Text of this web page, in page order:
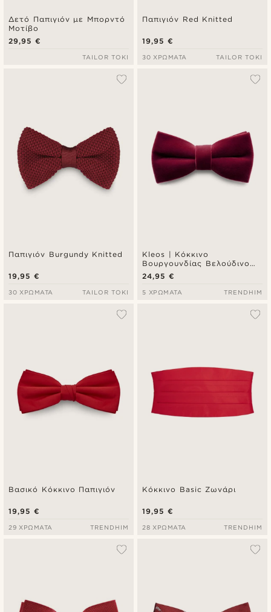
Δετό Παπιγιόν με Μπορντό
Μοτίβο
29,95 €
TAILOR TOKI
Παπιγιόν Red Knitted
19,95 €
30 ΧΡΏΜΑΤΑ TAILOR TOKI
Παπιγιόν Burgundy Knitted
19,95 €
30 ΧΡΏΜΑΤΑ TAILOR TOKI
Kleos | Κόκκινο
Βουργουνδίας Βελούδινο
Προδεμένο Παπιγιόν
24,95 €
5 ΧΡΏΜΑΤΑ TRENDHIM
Βασικό Κόκκινο Παπιγιόν
19,95 €
29 ΧΡΏΜΑΤΑ TRENDHIM
Κόκκινο Basic Ζωνάρι
19,95 €
28 ΧΡΏΜΑΤΑ TRENDHIM